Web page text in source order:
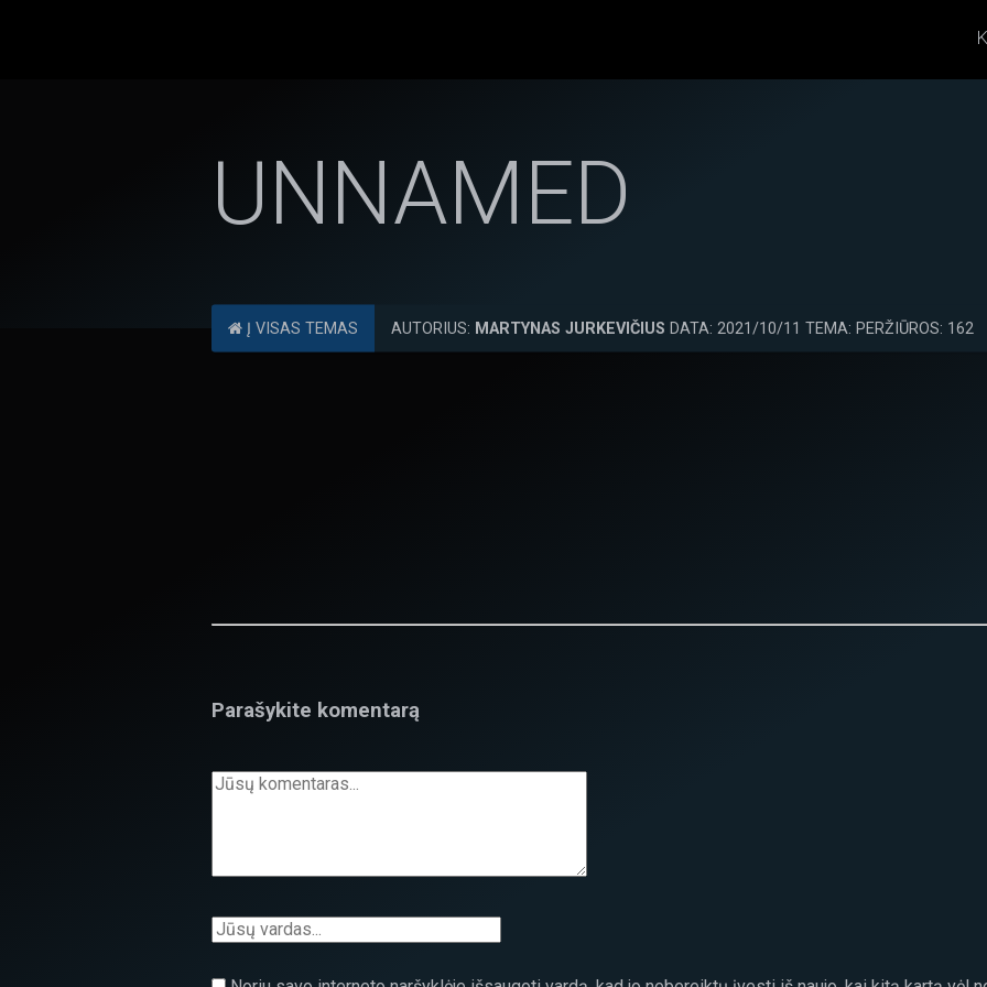
UNNAMED
Į VISAS TEMAS AUTORIUS: MARTYNAS JURKEVIČIUS DATA: 2021/10/11 TEMA: PERŽIŪROS: 162
Parašykite komentarą